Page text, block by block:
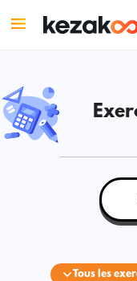
Tous les